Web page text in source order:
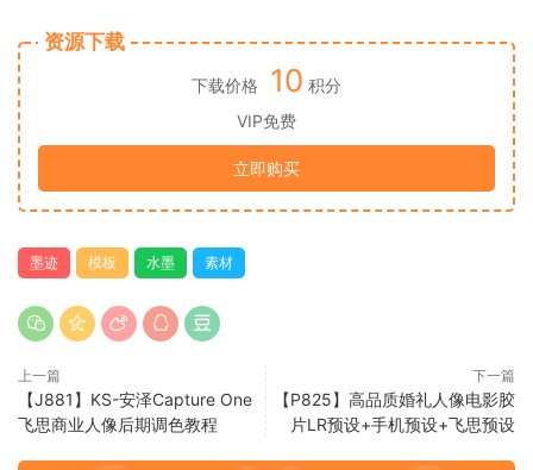
资源下载
下载价格 10 积分
VIP免费
立即购买
墨迹 模板 水墨 素材
上一篇
【J881】KS-安泽Capture One
飞思商业人像后期调色教程
下一篇
【P825】高品质婚礼人像电影胶
片LR预设+手机预设+飞思预设